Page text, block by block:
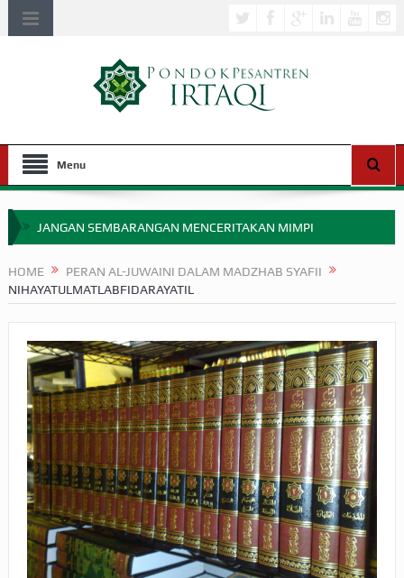
Menu
JANGAN SEMBARANGAN MENCERITAKAN MIMPI
MIMPI YANG DIABAIKAN MENJELANG PERANG BADAR
SEBELUM TIBA SAAT WAJIB?
HAKIKAT NIKMAT DI DUNIA!
BAGAIMANA CARA MEMBAYAR ZAKAT UANG?
UANG HARAM BISA MENJADI HALAL JIKA SEBAB
KEPEMILIKANNYA BERUBAH
ISTIDLAL BATIL VS ISTIDLAL SYAR’I
BAHASA CINTA KARENA ALLAH
HOME
PERAN AL-JUWAINI DALAM MADZHAB SYAFII
NIHAYATULMATLABFIDARAYATIL